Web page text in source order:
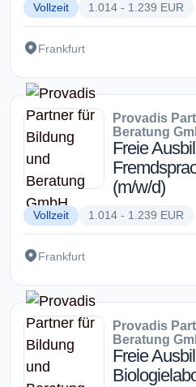
Vollzeit 1.014 - 1.239 EUR
Frankfurt
Provadis
Beratung
Freie
(m/w/d)
Vollzeit 1.014 - 1.239 EUR
Frankfurt
Provadis
Beratung
Freie